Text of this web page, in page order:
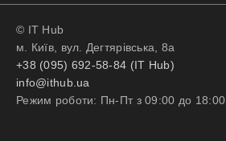
© IT Hub
м. Київ, вул. Дегтярівська, 8а
+38 (095) 692-58-84 (IT Hub)
info@ithub.ua
Режим роботи: Пн-Пт з 09:00 до 18:00